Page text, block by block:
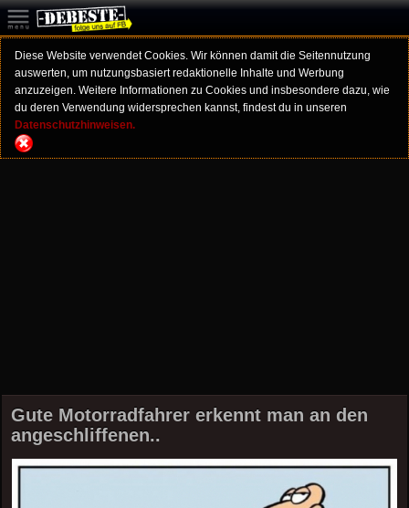
Diese Website verwendet Cookies. Wir können damit die Seitennutzung
auswerten, um nutzungsbasiert redaktionelle Inhalte und Werbung
anzuzeigen. Weitere Informationen zu Cookies und insbesondere dazu, wie
du deren Verwendung widersprechen kannst, findest du in unseren
Datenschutzhinweisen.
Gute Motorradfahrer erkennt man an den
angeschliffenen..